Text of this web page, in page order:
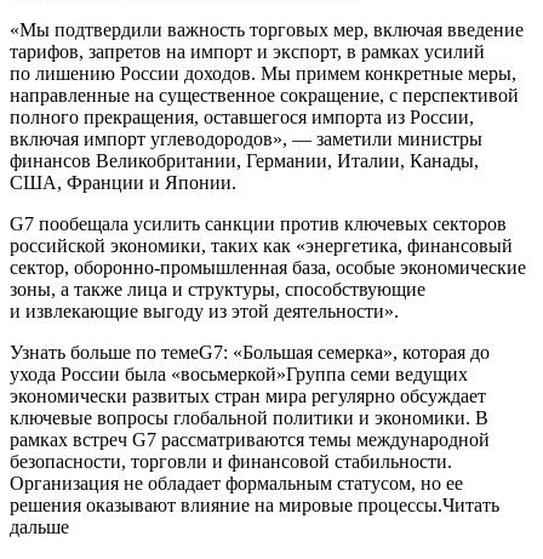
«Мы подтвердили важность торговых мер, включая введение
тарифов, запретов на импорт и экспорт, в рамках усилий
по лишению России доходов. Мы примем конкретные меры,
направленные на существенное сокращение, с перспективой
полного прекращения, оставшегося импорта из России,
включая импорт углеводородов», — заметили министры
финансов Великобритании, Германии, Италии, Канады,
США, Франции и Японии.
G7 пообещала усилить санкции против ключевых секторов
российской экономики, таких как «энергетика, финансовый
сектор, оборонно-промышленная база, особые экономические
зоны, а также лица и структуры, способствующие
и извлекающие выгоду из этой деятельности».
Узнать больше по темеG7: «Большая семерка», которая до
ухода России была «восьмеркой»Группа семи ведущих
экономически развитых стран мира регулярно обсуждает
ключевые вопросы глобальной политики и экономики. В
рамках встреч G7 рассматриваются темы международной
безопасности, торговли и финансовой стабильности.
Организация не обладает формальным статусом, но ее
решения оказывают влияние на мировые процессы.Читать
дальше